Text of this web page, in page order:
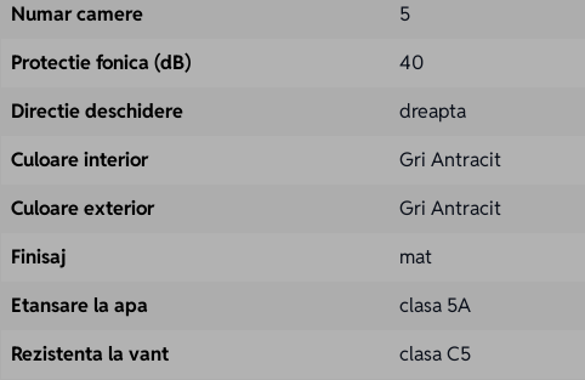
Numar camere
5
Protectie fonica (dB)
40
Directie deschidere
dreapta
Culoare interior
Gri Antracit
Culoare exterior
Gri Antracit
Finisaj
mat
Etansare la apa
clasa 5A
Rezistenta la vant
clasa C5